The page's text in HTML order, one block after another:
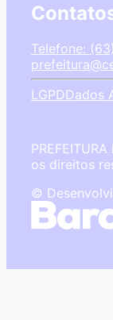
Telefone:
LGPDDados
os direitos
©